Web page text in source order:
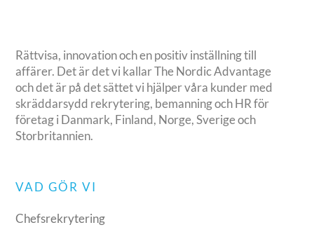
Rättvisa, innovation och en positiv inställning till
affärer. Det är det vi kallar The Nordic Advantage
och det är på det sättet vi hjälper våra kunder med
skräddarsydd rekrytering, bemanning och HR för
företag i Danmark, Finland, Norge, Sverige och
Storbritannien.
VAD GÖR VI
Chefsrekrytering